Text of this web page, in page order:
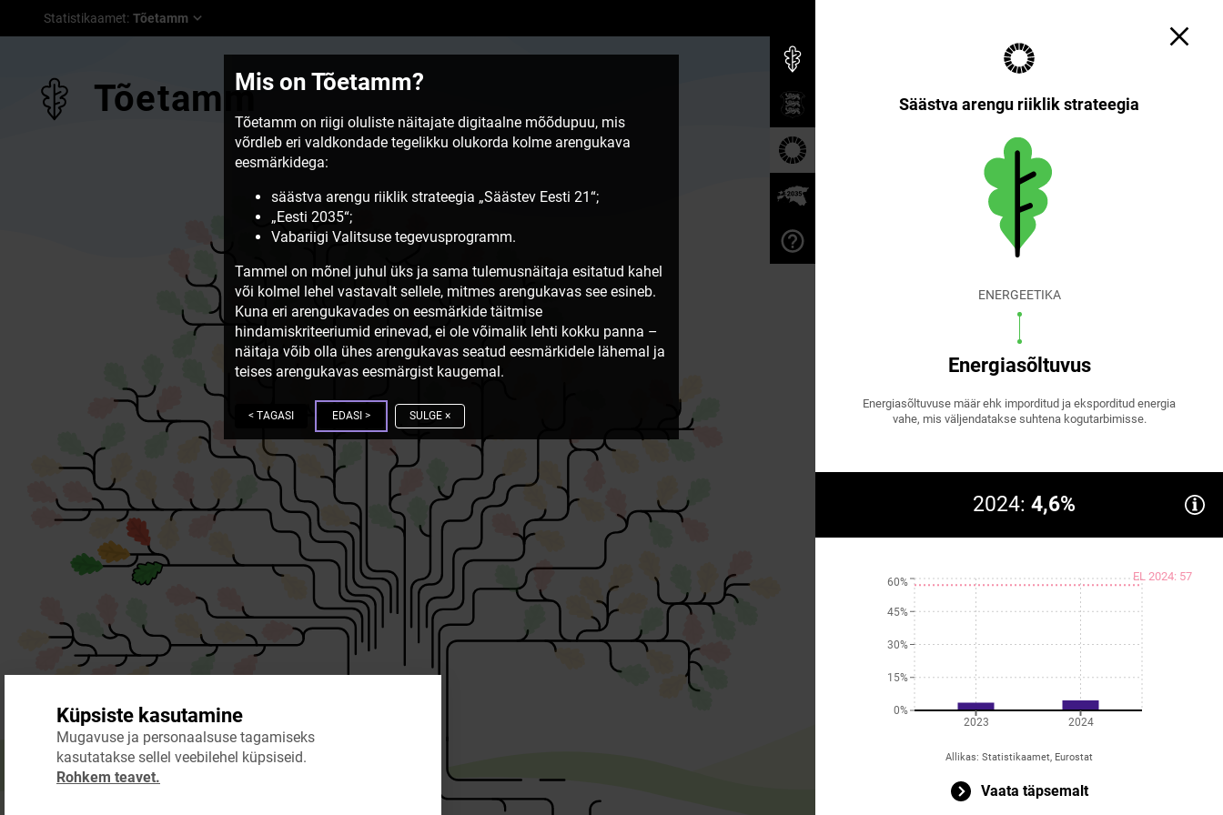
Statistikaamet: Tõetamm
Säästva arengu riiklik strateegia
ENERGEETIKA
Energiasõltuvus
Energiasõltuvuse määr ehk imporditud ja eksporditud energia
vahe, mis väljendatakse suhtena kogutarbimisse.
2024: 4,6%
EL 2024: 57
0%
15%
30%
45%
60%
2023 2024
Allikas: Statistikaamet, Eurostat
Vaata täpsemalt
Tõetamm
Küpsiste kasutamine
Mugavuse ja personaalsuse tagamiseks
kasutatakse sellel veebilehel küpsiseid.
Rohkem teavet.
Mis on Tõetamm?
Tõetamm on riigi oluliste näitajate digitaalne mõõdupuu, mis
võrdleb eri valdkondade tegelikku olukorda kolme arengukava
eesmärkidega:
säästva arengu riiklik strateegia „Säästev Eesti 21“;
„Eesti 2035“;
Vabariigi Valitsuse tegevusprogramm.
Tammel on mõnel juhul üks ja sama tulemusnäitaja esitatud kahel
või kolmel lehel vastavalt sellele, mitmes arengukavas see esineb.
Kuna eri arengukavades on eesmärkide täitmise
hindamiskriteeriumid erinevad, ei ole võimalik lehti kokku panna –
näitaja võib olla ühes arengukavas seatud eesmärkidele lähemal ja
teises arengukavas eesmärgist kaugemal.
< TAGASI EDASI > SULGE ×